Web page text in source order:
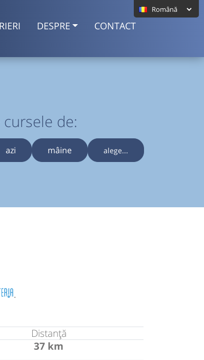
DESPRE CONTACT
de:
azi mâine alege...
.
Distanță
37 km